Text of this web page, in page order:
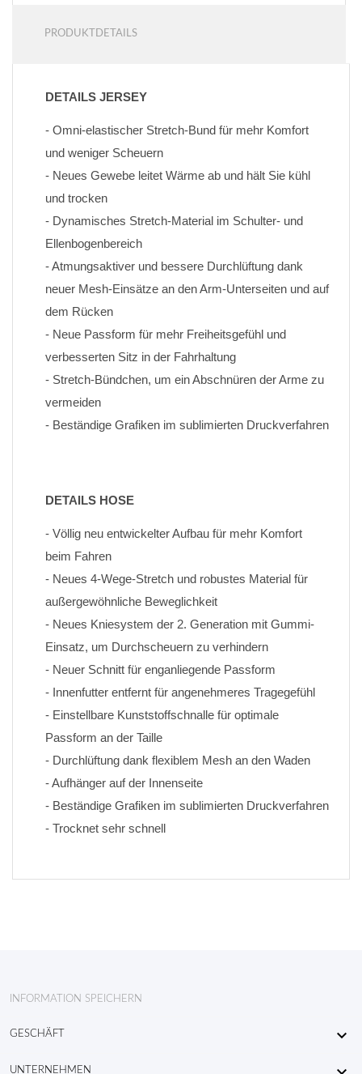
PRODUKTDETAILS
DETAILS JERSEY
- Omni-elastischer Stretch-Bund für mehr Komfort
und weniger Scheuern
- Neues Gewebe leitet Wärme ab und hält Sie kühl
und trocken
- Dynamisches Stretch-Material im Schulter- und
Ellenbogenbereich
- Atmungsaktiver und bessere Durchlüftung dank
neuer Mesh-Einsätze an den Arm-Unterseiten und auf
dem Rücken
- Neue Passform für mehr Freiheitsgefühl und
verbesserten Sitz in der Fahrhaltung
- Stretch-Bündchen, um ein Abschnüren der Arme zu
vermeiden
- Beständige Grafiken im sublimierten Druckverfahren
DETAILS HOSE
- Völlig neu entwickelter Aufbau für mehr Komfort
beim Fahren
- Neues 4-Wege-Stretch und robustes Material für
außergewöhnliche Beweglichkeit
- Neues Kniesystem der 2. Generation mit Gummi-
Einsatz, um Durchscheuern zu verhindern
- Neuer Schnitt für enganliegende Passform
- Innenfutter entfernt für angenehmeres Tragegefühl
- Einstellbare Kunststoffschnalle für optimale
Passform an der Taille
- Durchlüftung dank flexiblem Mesh an den Waden
- Aufhänger auf der Innenseite
- Trocknet sehr schnell
INFORMATION SPEICHERN
GESCHÄFT 
UNTERNEHMEN